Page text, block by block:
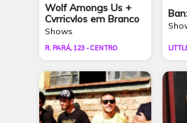
Wolf Amongs Us +
Cvrricvlos em Branco
Shows
R. PARÁ, 123 - CENTRO